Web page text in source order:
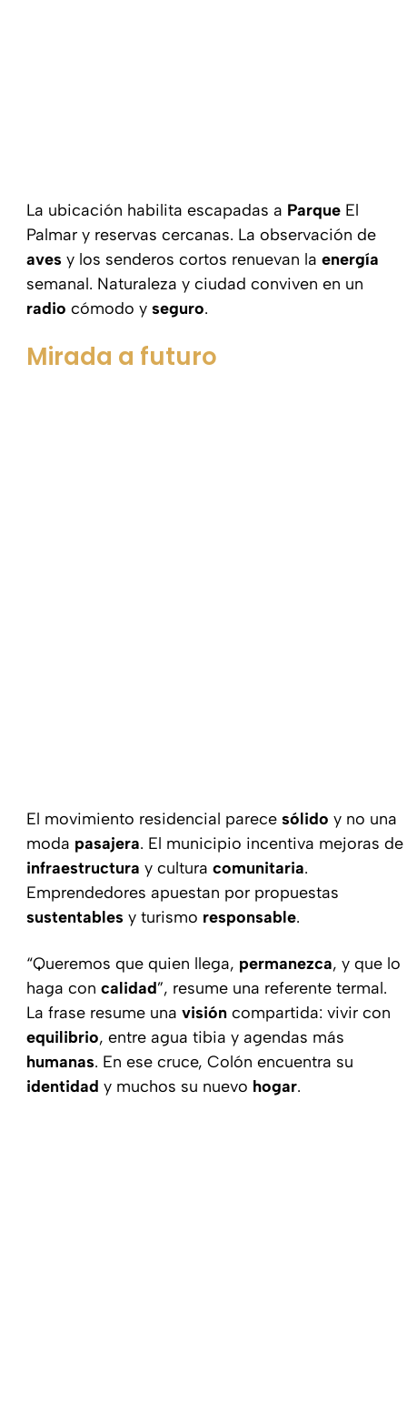
La ubicación habilita escapadas a Parque El
Palmar y reservas cercanas. La observación de
aves y los senderos cortos renuevan la energía
semanal. Naturaleza y ciudad conviven en un
radio cómodo y seguro.
Mirada a futuro
El movimiento residencial parece sólido y no una
moda pasajera. El municipio incentiva mejoras de
infraestructura y cultura comunitaria.
Emprendedores apuestan por propuestas
sustentables y turismo responsable.
“Queremos que quien llega, permanezca, y que lo
haga con calidad”, resume una referente termal.
La frase resume una visión compartida: vivir con
equilibrio, entre agua tibia y agendas más
humanas. En ese cruce, Colón encuentra su
identidad y muchos su nuevo hogar.